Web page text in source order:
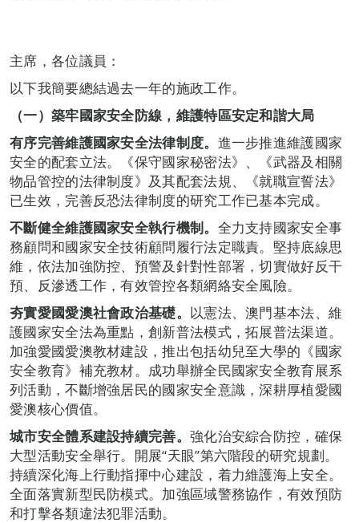
主席，各位議員：
以下我簡要總結過去一年的施政工作。
（一）築牢國家安全防線，維護特區安定和諧大局
有序完善維護國家安全法律制度。 進一步推進維護國家
安全的配套立法。《保守國家秘密法》、《武器及相關
物品管控的法律制度》及其配套法規、《就職宣誓法》
已生效，完善反恐法律制度的研究工作已基本完成。
不斷健全維護國家安全執行機制。 全力支持國家安全事
務顧問和國家安全技術顧問履行法定職責。堅持底線思
維，依法加強防控、預警及針對性部署，切實做好反干
預、反滲透工作，有效管控各類網絡安全風險。
夯實愛國愛澳社會政治基礎。 以憲法、澳門基本法、維
護國家安全法為重點，創新普法模式，拓展普法渠道。
加強愛國愛澳教材建設，推出包括幼兒至大學的《國家
安全教育》補充教材。成功舉辦全民國家安全教育展系
列活動，不斷增強居民的國家安全意識，深耕厚植愛國
愛澳核心價值。
城市安全體系建設持續完善。 強化治安綜合防控，確保
大型活動安全舉行。開展“天眼”第六階段的研究規劃。
持續深化海上行動指揮中心建設，着力維護海上安全。
全面落實新型民防模式。加強區域警務協作，有效預防
和打擊各類違法犯罪活動。